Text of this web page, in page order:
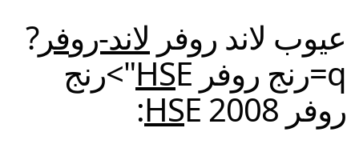
عيوب لاند روفر لاند-روفر?
q=رنج روفر
HSE">رنج
روفر
HSE 2008: